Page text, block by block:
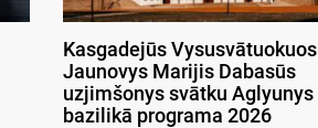
Kasgadejūs Vysusvātuokuos
Jaunovys Marijis Dabasūs
uzjimšonys svātku Aglyunys
bazilikā programa 2026